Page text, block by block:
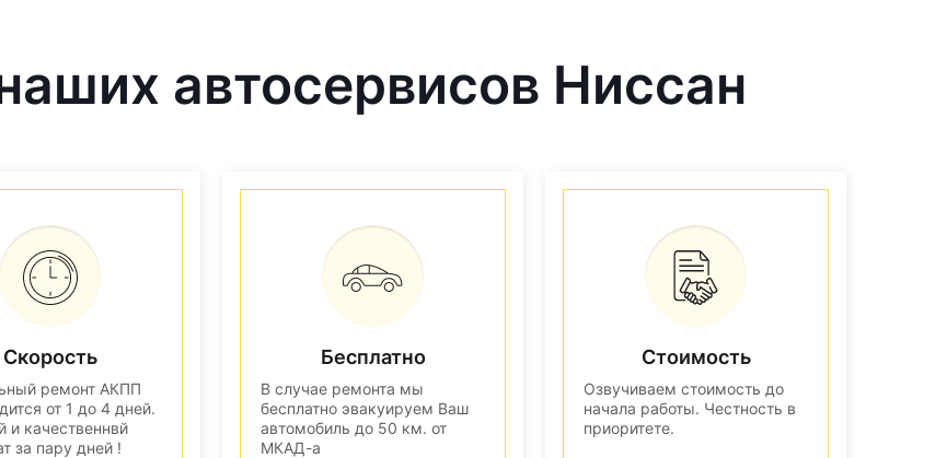
автосервисов Ниссан
Скорость
ремонт АКПП
от 1 до 4 дней.
и качественнвй
за пару дней !
Бесплатно
В случае ремонта мы
бесплатно эвакуируем Ваш
автомобиль до 50 км. от
МКАД-а
Стоимость
Озвучиваем стоимость до
начала работы. Честность в
приоритете.